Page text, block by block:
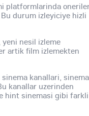
platformlarinda
durum izleyiciye hizli
nesil izleme
artik film izlemekten
kanallari, sinema
kanallar uzerinden
hint sinemasi gibi farkli